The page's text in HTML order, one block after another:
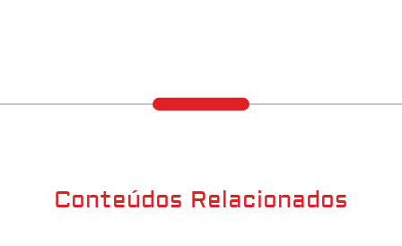
Conteúdos Relacionados